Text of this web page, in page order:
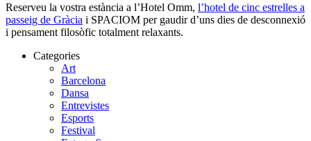
Reserveu la vostra estància a l’Hotel Omm, l’hotel de cinc estrelles a
passeig de Gràcia i SPACIOM per gaudir d’uns dies de desconnexió
i pensament filosòfic totalment relaxants.
Categories
Art
Barcelona
Dansa
Entrevistes
Esports
Festival